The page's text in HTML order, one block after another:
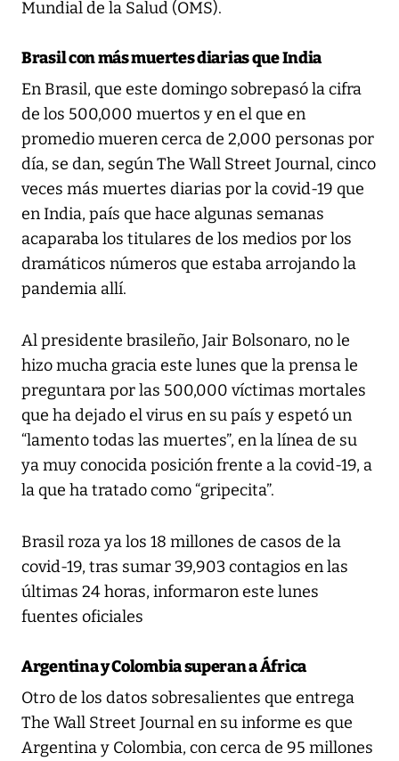
Mundial de la Salud (OMS).
Brasil con más muertes diarias que India
En Brasil, que este domingo sobrepasó la cifra
de los 500,000 muertos y en el que en
promedio mueren cerca de 2,000 personas por
día, se dan, segúnThe Wall Street Journal, cinco
veces más muertes diarias por la covid-19 que
en India, país que hace algunas semanas
acaparaba los titulares de los medios por los
dramáticos números que estaba arrojando la
pandemia allí.
Al presidente brasileño, Jair Bolsonaro, no le
hizo mucha gracia este lunes que la prensa le
preguntara por las 500,000 víctimas mortales
que ha dejado el virus en su país y espetó un
“lamento todas las muertes”, en la línea de su
ya muy conocida posición frente a la covid-19, a
la que ha tratado como “gripecita”.
Brasil roza ya los 18 millones de casos de la
covid-19, tras sumar 39,903 contagios en las
últimas 24 horas, informaron este lunes
fuentes oficiales
Argentina y Colombia superan a África
Otro de los datos sobresalientes que entrega
The Wall Street Journalen su informe es que
Argentina y Colombia, con cerca de 95 millones